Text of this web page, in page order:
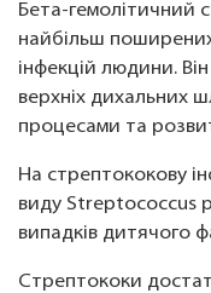
Бета-гемолітичний
найбільш
інфекцій людини.
верхніх дихальних
процесами та
На стрептококову
виду Streptococcus
випадків дитячого
Стрептококи